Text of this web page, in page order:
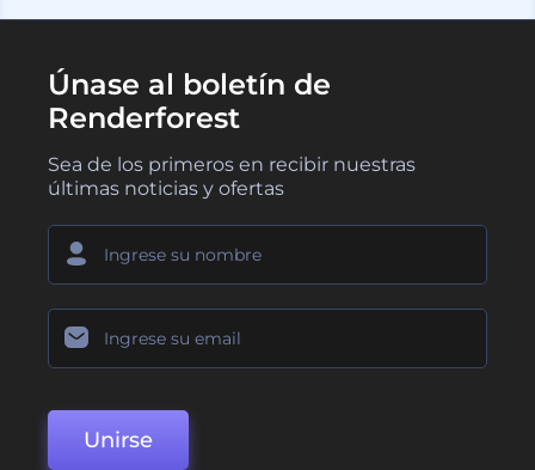
Únase al boletín de
Renderforest
Sea de los primeros en recibir nuestras
últimas noticias y ofertas
Unirse